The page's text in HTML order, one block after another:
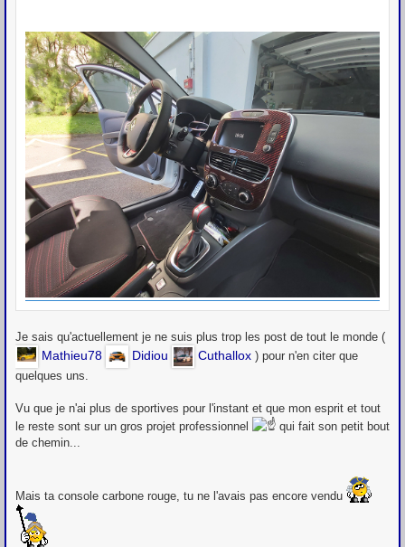
Je sais qu'actuellement je ne suis plus trop les post de tout le monde (
Mathieu78 Didiou Cuthallox ) pour n'en citer que
quelques uns.
Vu que je n'ai plus de sportives pour l'instant et que mon esprit et tout
le reste sont sur un gros projet professionnel
qui fait son petit bout
de chemin...
Mais ta console carbone rouge, tu ne l'avais pas encore vendu